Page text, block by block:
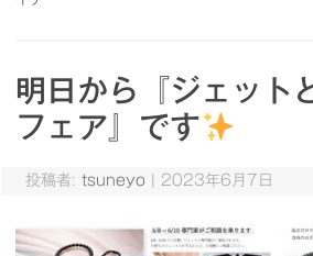
明日から『ジェット
フェア』です
投稿者: tsuneyo 2023年6月7日